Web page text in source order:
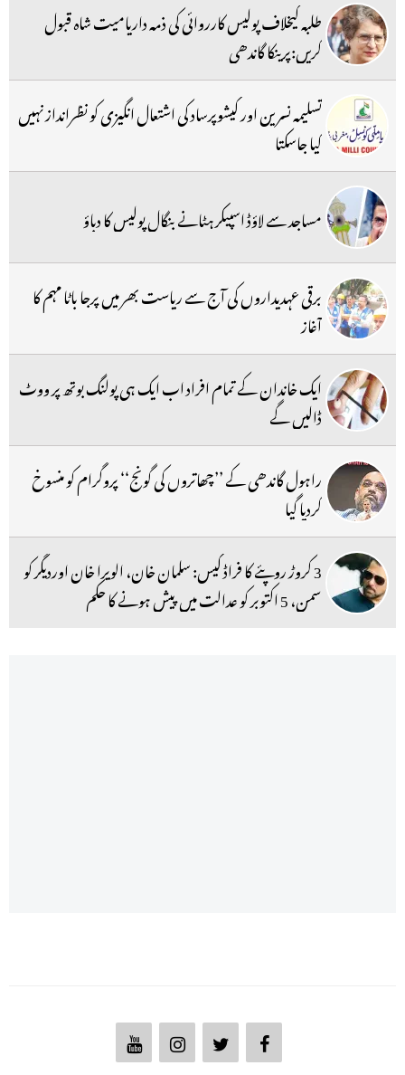
طلبہ کیخلاف پولیس کارروائی کی ذمہ داریامیت شاہ قبول
کریں:پرینکا گاندھی
تسلیمہ نسرین اور کیشوپرساد کی اشتعال انگیزی کو نظرانداز نہیں
کیا جاسکتا
مساجد سے لاؤڈ اسپیکر ہٹانے بنگال پولیس کا دباؤ
برقی عہدیداروں کی آج سے ریاست بھر میں پرجا باٹا مہم کا
آغاز
ایک خاندان کے تمام افراد اب ایک ہی پولنگ بوتھ پر ووٹ
ڈالیں گے
راہول گاندھی کے ’’چھاتروں کی گونج‘‘ پروگرام کو منسوخ
کردیا گیا
3 کروڑ روپئے کا فراڈ کیس: سلمان خان، الویرا خان اوردیگر کو
سمن، 5 اکتوبر کو عدالت میں پیش ہونے کا حکم